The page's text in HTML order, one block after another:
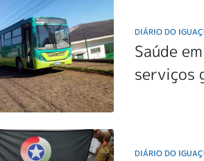
DIÁRIO DO
Saúde
serviços
DIÁRIO DO